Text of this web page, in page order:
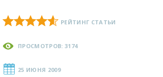
РЕЙТИНГ СТАТЬИ
ПРОСМОТРОВ: 3174
25 ИЮНЯ 2009